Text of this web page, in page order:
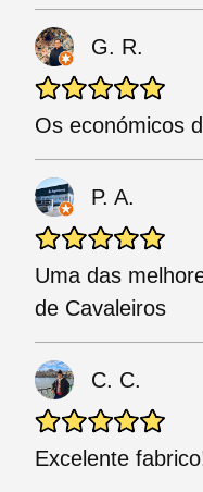
G. R.
Os económicos
P. A.
Uma das
de Cavaleiros
C. C.
Excelente